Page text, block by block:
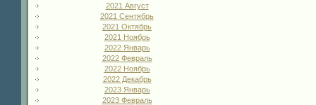
2021 Август
2021 Сентябрь
2021 Октябрь
2021 Ноябрь
2022 Январь
2022 Февраль
2022 Ноябрь
2022 Декабрь
2023 Январь
2023 Февраль